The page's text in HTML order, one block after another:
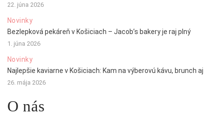
22. júna 2026
Novinky
Bezlepková pekáreň v Košiciach – Jacob’s bakery je raj plný
1. júna 2026
Novinky
Najlepšie kaviarne v Košiciach: Kam na výberovú kávu, brunch aj
26. mája 2026
O nás